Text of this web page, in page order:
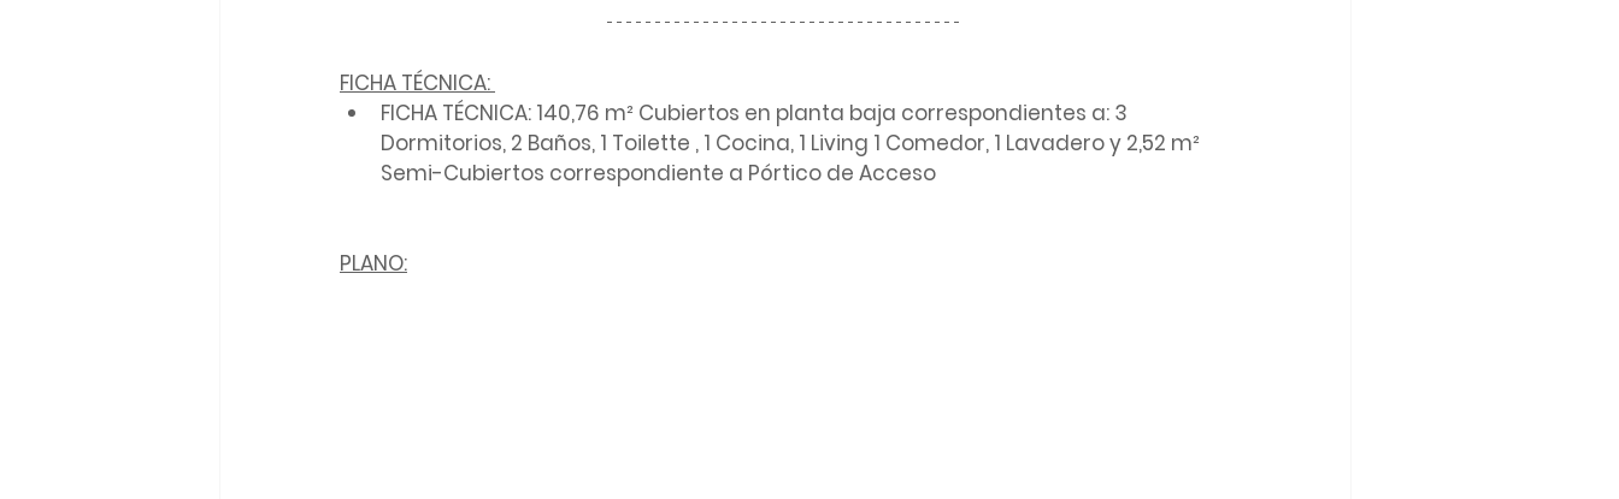
FICHA TÉCNICA:
FICHA TÉCNICA: 140,76 m² Cubiertos en planta baja correspondientes a: 3
Dormitorios, 2 Baños, 1 Toilette , 1 Cocina, 1 Living 1 Comedor, 1 Lavadero y 2,52 m²
Semi-Cubiertos correspondiente a Pórtico de Acceso
PLANO: